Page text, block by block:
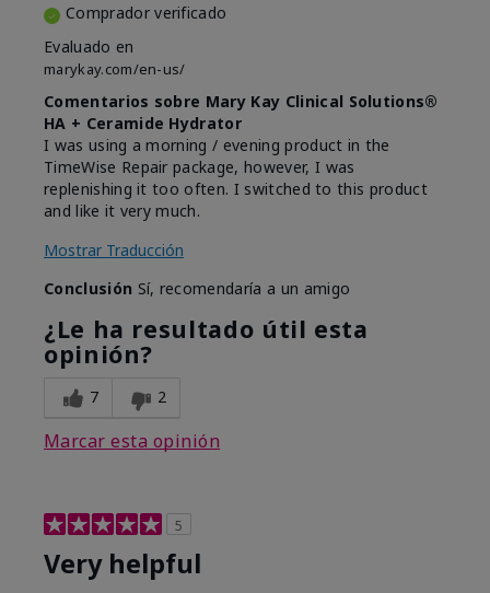
Comprador verificado
Evaluado en
marykay.com/en-us/
Comentarios sobre Mary Kay Clinical Solutions®
HA + Ceramide Hydrator
I was using a morning / evening product in the
TimeWise Repair package, however, I was
replenishing it too often. I switched to this product
and like it very much.
Mostrar Traducción
Conclusión Sí, recomendaría a un amigo
¿Le ha resultado útil esta
opinión?
7 2
Marcar esta opinión
5
Very helpful